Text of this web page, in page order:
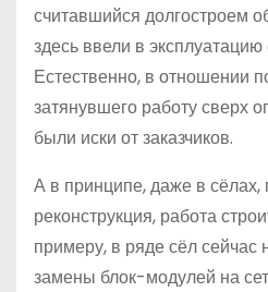
считавшийся долгостроем
здесь ввели в
Естественно, в отношении
затянувшего работу сверх
были иски от заказчиков.
А в принципе, даже в сёлах,
реконструкция, работа
примеру, в ряде сёл сейчас
замены блок-модулей на